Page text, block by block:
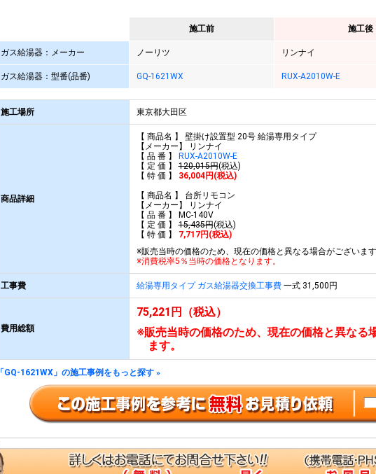
施工前 施工後
ガス給湯器：メーカー ノーリツ リンナイ
ガス給湯器：型番(品番) GQ-1621WX RUX-A2010W-E
施工場所 東京都大田区
商品詳細
【 商品名 】 壁掛け設置型 20号 給湯専用タイプ
【メーカー】 リンナイ
【 品 番 】
RUX-A2010W-E
【 定 価 】120,015円(税込)
【 特 価 】
36,004円(税込)
【 商品名 】 台所リモコン
【メーカー】 リンナイ
【 品 番 】 MC-140V
【 定 価 】15,435円(税込)
【 特 価 】
7,717円(税込)
※販売当時の価格のため、現在の価格と異なる場合がございます
※消費税率5％当時の価格となります。
工事費 給湯専用タイプ ガス給湯器交換工事費一式 31,500円
費用総額
75,221円（税込）
※販売当時の価格のため、現在の価格と異なる
ます。
「GQ-1621WX」の施工事例をもっと探す »